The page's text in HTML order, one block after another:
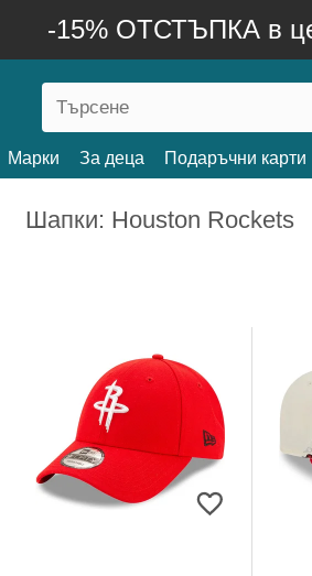
-15% ОТСТЪПКА в
Марки За деца Подаръчни карти
Шапки: Houston Rockets